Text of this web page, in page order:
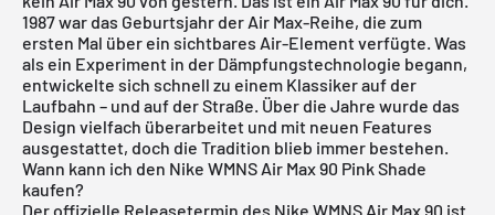
1987 war das Geburtsjahr der Air Max-Reihe, die zum
ersten Mal über ein sichtbares Air-Element verfügte. Was
als ein Experiment in der Dämpfungstechnologie begann,
entwickelte sich schnell zu einem Klassiker auf der
Laufbahn – und auf der Straße. Über die Jahre wurde das
Design vielfach überarbeitet und mit neuen Features
ausgestattet, doch die Tradition blieb immer bestehen.
Wann kann ich den Nike WMNS Air Max 90 Pink Shade
kaufen?
Der offizielle Releasetermin des Nike WMNS Air Max 90 ist